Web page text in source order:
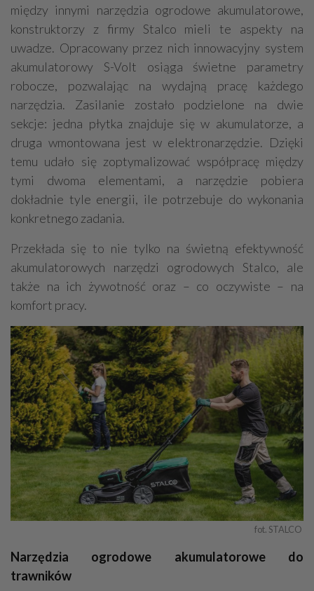
między innymi narzędzia ogrodowe akumulatorowe,
konstruktorzy z firmy Stalco mieli te aspekty na
uwadze. Opracowany przez nich innowacyjny system
akumulatorowy S-Volt osiąga świetne parametry
robocze, pozwalając na wydajną pracę każdego
narzędzia. Zasilanie zostało podzielone na dwie
sekcje: jedna płytka znajduje się w akumulatorze, a
druga wmontowana jest w elektronarzędzie. Dzięki
temu udało się zoptymalizować współpracę między
tymi dwoma elementami, a narzędzie pobiera
dokładnie tyle energii, ile potrzebuje do wykonania
konkretnego zadania.
Przekłada się to nie tylko na świetną efektywność
akumulatorowych narzędzi ogrodowych Stalco, ale
także na ich żywotność oraz – co oczywiste – na
komfort pracy.
fot. STALCO
Narzędzia ogrodowe akumulatorowe do
trawników